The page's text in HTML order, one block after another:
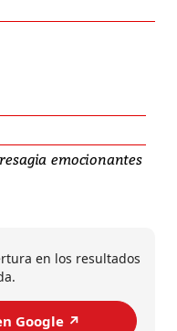
emocionantes
en los resultados
Google ↗️